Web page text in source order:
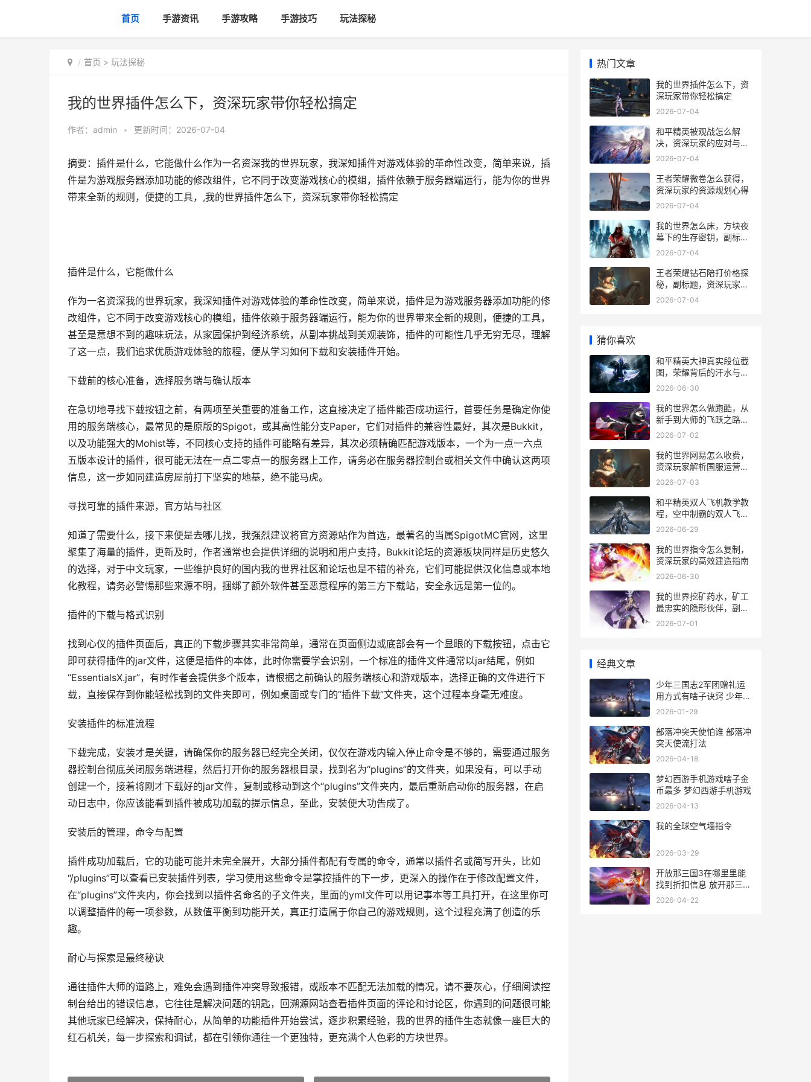
首页 手游资讯 手游攻略 手游技巧 玩法探秘
首页 > 玩法探秘
我的世界插件怎么下，资深玩家带你轻松搞定
作者： admin • 更新时间：2026-07-04
摘要：插件是什么，它能做什么作为一名资深我的世界玩家，我深知插件对游戏体验的革命性改变，简单来说，插
件是为游戏服务器添加功能的修改组件，它不同于改变游戏核心的模组，插件依赖于服务器端运行，能为你的世界
带来全新的规则，便捷的工具，,我的世界插件怎么下，资深玩家带你轻松搞定
插件是什么，它能做什么
作为一名资深我的世界玩家，我深知插件对游戏体验的革命性改变，简单来说，插件是为游戏服务器添加功能的修
改组件，它不同于改变游戏核心的模组，插件依赖于服务器端运行，能为你的世界带来全新的规则，便捷的工具，
甚至是意想不到的趣味玩法，从家园保护到经济系统，从副本挑战到美观装饰，插件的可能性几乎无穷无尽，理解
了这一点，我们追求优质游戏体验的旅程，便从学习如何下载和安装插件开始。
下载前的核心准备，选择服务端与确认版本
在急切地寻找下载按钮之前，有两项至关重要的准备工作，这直接决定了插件能否成功运行，首要任务是确定你使
用的服务端核心，最常见的是原版的Spigot，或其高性能分支Paper，它们对插件的兼容性最好，其次是Bukkit，
以及功能强大的Mohist等，不同核心支持的插件可能略有差异，其次必须精确匹配游戏版本，一个为一点一六点
五版本设计的插件，很可能无法在一点二零点一的服务器上工作，请务必在服务器控制台或相关文件中确认这两项
信息，这一步如同建造房屋前打下坚实的地基，绝不能马虎。
寻找可靠的插件来源，官方站与社区
知道了需要什么，接下来便是去哪儿找，我强烈建议将官方资源站作为首选，最著名的当属SpigotMC官网，这里
聚集了海量的插件，更新及时，作者通常也会提供详细的说明和用户支持，Bukkit论坛的资源板块同样是历史悠久
的选择，对于中文玩家，一些维护良好的国内我的世界社区和论坛也是不错的补充，它们可能提供汉化信息或本地
化教程，请务必警惕那些来源不明，捆绑了额外软件甚至恶意程序的第三方下载站，安全永远是第一位的。
插件的下载与格式识别
找到心仪的插件页面后，真正的下载步骤其实非常简单，通常在页面侧边或底部会有一个显眼的下载按钮，点击它
即可获得插件的jar文件，这便是插件的本体，此时你需要学会识别，一个标准的插件文件通常以jar结尾，例如
“EssentialsX.jar”，有时作者会提供多个版本，请根据之前确认的服务端核心和游戏版本，选择正确的文件进行下
载，直接保存到你能轻松找到的文件夹即可，例如桌面或专门的“插件下载”文件夹，这个过程本身毫无难度。
安装插件的标准流程
下载完成，安装才是关键，请确保你的服务器已经完全关闭，仅仅在游戏内输入停止命令是不够的，需要通过服务
器控制台彻底关闭服务端进程，然后打开你的服务器根目录，找到名为“plugins”的文件夹，如果没有，可以手动
创建一个，接着将刚才下载好的jar文件，复制或移动到这个“plugins”文件夹内，最后重新启动你的服务器，在启
动日志中，你应该能看到插件被成功加载的提示信息，至此，安装便大功告成了。
安装后的管理，命令与配置
插件成功加载后，它的功能可能并未完全展开，大部分插件都配有专属的命令，通常以插件名或简写开头，比如
“/plugins”可以查看已安装插件列表，学习使用这些命令是掌控插件的下一步，更深入的操作在于修改配置文件，
在“plugins”文件夹内，你会找到以插件名命名的子文件夹，里面的yml文件可以用记事本等工具打开，在这里你可
以调整插件的每一项参数，从数值平衡到功能开关，真正打造属于你自己的游戏规则，这个过程充满了创造的乐
趣。
耐心与探索是最终秘诀
通往插件大师的道路上，难免会遇到插件冲突导致报错，或版本不匹配无法加载的情况，请不要灰心，仔细阅读控
制台给出的错误信息，它往往是解决问题的钥匙，回溯源网站查看插件页面的评论和讨论区，你遇到的问题很可能
其他玩家已经解决，保持耐心，从简单的功能插件开始尝试，逐步积累经验，我的世界的插件生态就像一座巨大的
红石机关，每一步探索和调试，都在引领你通往一个更独特，更充满个人色彩的方块世界。
热门文章
我的世界插件怎么下，资
深玩家带你轻松搞定
2026-07-04
和平精英被观战怎么解
决，资深玩家的应对与思
考之道
2026-07-04
王者荣耀微卷怎么获得，
资深玩家的资源规划心得
2026-07-04
我的世界怎么床，方块夜
幕下的生存密钥，副标
题，从羊毛到美梦的奇幻
2026-07-04
王者荣耀钻石陪打价格探
秘，副标题，资深玩家带
你算清这笔账
2026-07-04
猜你喜欢
和平精英大神真实段位截
图，荣耀背后的汗水与智
慧
2026-06-30
我的世界怎么做跑酷，从
新手到大师的飞跃之路，
副标题，方块间的舞蹈艺
2026-07-02
我的世界网易怎么收费，
资深玩家解析国服运营模
式
2026-07-03
和平精英双人飞机教学教
程，空中制霸的双人飞行
指南
2026-06-29
我的世界指令怎么复制，
资深玩家的高效建造指南
2026-06-30
我的世界挖矿药水，矿工
最忠实的隐形伙伴，副标
题，夜色下的琥珀之光
2026-07-01
经典文章
少年三国志2军团赠礼运
用方式有啥子诀窍 少年三
国志2军备搭配
2026-01-29
部落冲突天使怕谁 部落冲
突天使流打法
2026-04-18
梦幻西游手机游戏啥子金
币最多 梦幻西游手机游戏
2026-04-13
我的全球空气墙指令
2026-03-29
开放那三国3在哪里里能
找到折扣信息 放开那三国
3开区表
2026-04-22